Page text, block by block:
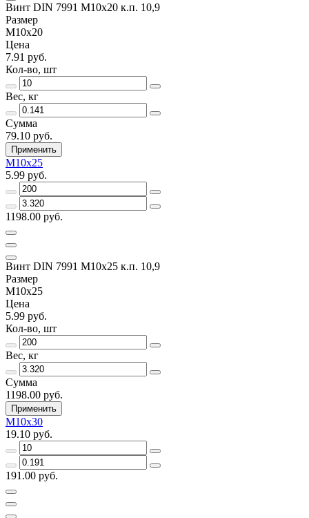
Винт DIN 7991 M10x20 к.п. 10,9
Размер
M10x20
Цена
7.91 руб.
Кол-во, шт
Вес, кг
Сумма
79.10 руб.
Применить
M10x25
5.99 руб.
1198.00 руб.
Винт DIN 7991 M10x25 к.п. 10,9
Размер
M10x25
Цена
5.99 руб.
Кол-во, шт
Вес, кг
Сумма
1198.00 руб.
Применить
M10x30
19.10 руб.
191.00 руб.